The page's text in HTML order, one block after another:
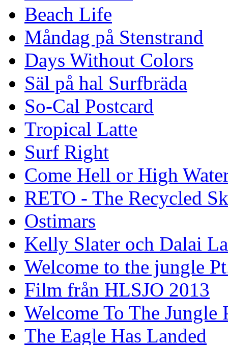
Beach Life
Måndag på Stenstrand
Days Without Colors
Säl på hal Surfbräda
So-Cal Postcard
Tropical Latte
Surf Right
Come Hell or High
RETO - The Recycled
Ostimars
Kelly Slater och Dalai
Welcome to the jungle
Film från HLSJO 2013
Welcome To The Jungle
The Eagle Has Landed